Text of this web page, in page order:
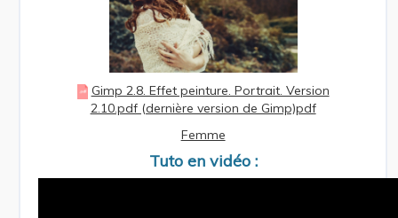
Gimp 2.8. Effet peinture. Portrait. Version
2.10.pdf (dernière version de Gimp)pdf
Femme
Tuto en vidéo :